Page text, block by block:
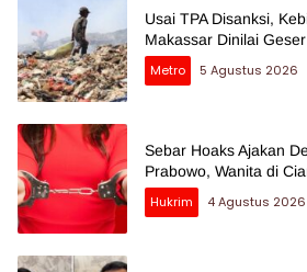
Usai TPA Disanksi,
Makassar Dinilai
Metro
5 Agustus 2026
Sebar Hoaks Ajakan
Prabowo, Wanita di
Hukrim
4 Agustus 2026